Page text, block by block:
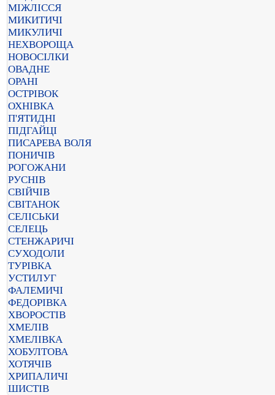
МІЖЛІССЯ
МИКИТИЧІ
МИКУЛИЧІ
НЕХВОРОЩА
НОВОСІЛКИ
ОВАДНЕ
ОРАНІ
ОСТРІВОК
ОХНІВКА
П'ЯТИДНІ
ПІДГАЙЦІ
ПИСАРЕВА ВОЛЯ
ПОНИЧІВ
РОГОЖАНИ
РУСНІВ
СВІЙЧІВ
СВІТАНОК
СЕЛІСЬКИ
СЕЛЕЦЬ
СТЕНЖАРИЧІ
СУХОДОЛИ
ТУРІВКА
УСТИЛУГ
ФАЛЕМИЧІ
ФЕДОРІВКА
ХВОРОСТІВ
ХМЕЛІВ
ХМЕЛІВКА
ХОБУЛТОВА
ХОТЯЧІВ
ХРИПАЛИЧІ
ШИСТІВ